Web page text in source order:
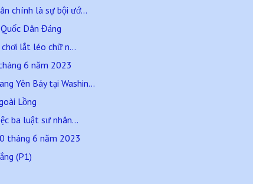
chính là sự bội ướ...
Dân Đảng
lắt léo chữ n...
6 năm 2023
Yên Báy tại Washin...
Lồng
ba luật sư nhân...
tháng 6 năm 2023
(P1)